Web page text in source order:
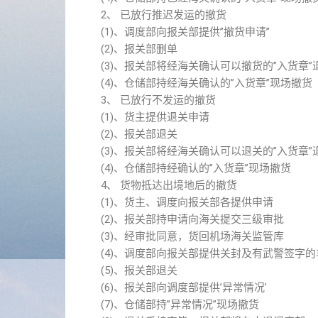
2、 已放行推迟发运的撤货
(1)、调度部向报关部提供”撤货申请”
(2)、报关部删单
(3)、报关部将经海关确认可以撤货的”入货章”
(4)、仓储部持经海关确认的”入货章”现场撤货
3、 已放行不发运的撤货
(1)、货主提供退关申请
(2)、报关部退关
(3)、报关部将经海关确认可以退关的”入货章”
(4)、仓储部持经确认的”入货章”现场撤货
4、 货物抵达出境地后的撤货
(1)、货主、调度向报关部各提供申请
(2)、报关部持申请向海关提交三级审批
(3)、经审批同意，货回机场海关监管库
(4)、调度部向报关部提供关封及有武警签字
(5)、报关部退关
(6)、报关部向调度部提供’异常情况’
(7)、仓储部持”异常情况”现场撤货